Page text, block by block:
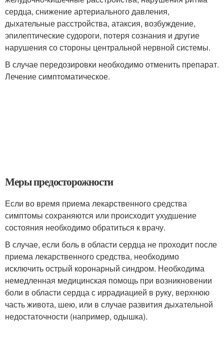
сердца, снижение артериального давления,
дыхательные расстройства, атаксия, возбуждение,
эпилептические судороги, потеря сознания и другие
нарушения со стороны центральной нервной системы.
В случае передозировки необходимо отменить препарат.
Лечение симптоматическое.
Меры предосторожности
Если во время приема лекарственного средства
симптомы сохраняются или происходит ухудшение
состояния необходимо обратиться к врачу.
В случае, если боль в области сердца не проходит после
приема лекарственного средства, необходимо
исключить острый коронарный синдром. Необходима
немедленная медицинская помощь при возникновении
боли в области сердца с иррадиацией в руку, верхнюю
часть живота, шею, или в случае развития дыхательной
недостаточности (например, одышка).